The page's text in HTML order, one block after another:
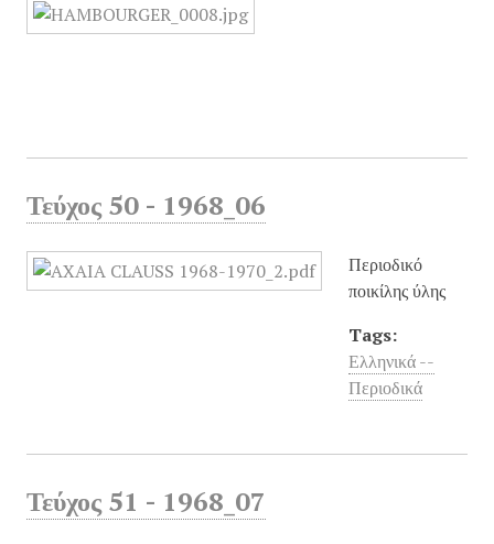
Τεύχος 50 - 1968_06
Περιοδικό
ποικίλης ύλης
Tags:
Ελληνικά --
Περιοδικά
Τεύχος 51 - 1968_07